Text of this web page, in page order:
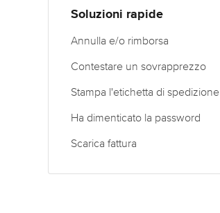
Soluzioni rapide
Annulla e/o rimborsa
Contestare un sovrapprezzo
Stampa l'etichetta di spedizione
Ha dimenticato la password
Scarica fattura